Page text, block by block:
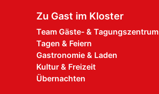
Zu Gast im Kloster
Team Gäste- & Tagungszentrum
Tagen & Feiern
Gastronomie & Laden
Kultur & Freizeit
Übernachten